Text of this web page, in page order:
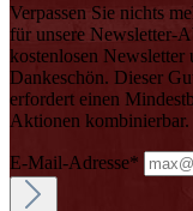
Verpassen Sie nichts
für unsere Newsletter-
kostenlosen Newsletter
Dankeschön. Dieser
erfordert einen
Aktionen kombinierbar.
E-Mail-Adresse*